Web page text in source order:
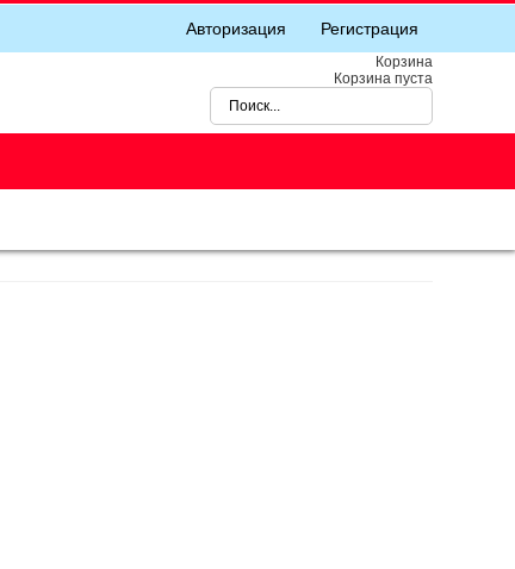
Авторизация Регистрация
Корзина
Корзина пуста